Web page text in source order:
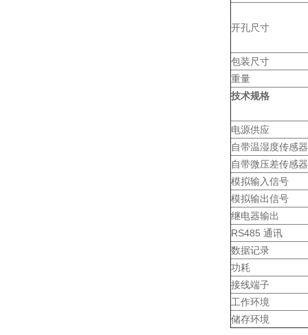
开孔尺寸
包装尺寸
重量
技术规格
电源供应
自带温湿度传感器
自带微压差传感器
模拟输入信号
模拟输出信号
继电器输出
RS485 通讯
数据记录
功耗
接线端子
工作环境
储存环境